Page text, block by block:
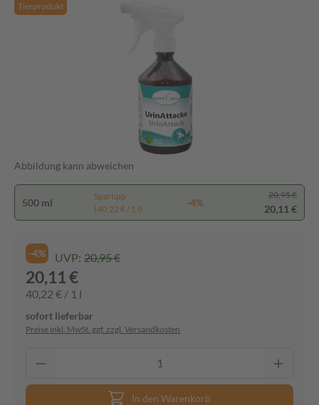
Tierprodukt
Abbildung kann abweichen
500 ml
Spartipp
(40,22 € / 1 l)
-4%
20,95 €
20,11 €
-4% UVP: 20,95 €
20,11 €
40,22 € / 1 l
sofort lieferbar
Preise inkl. MwSt. ggf. zzgl. Versandkosten
In den Warenkorb